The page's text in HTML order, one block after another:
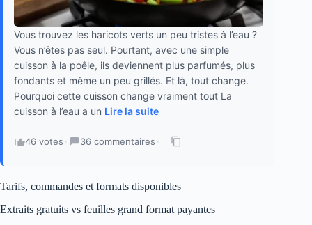
Vous trouvez les haricots verts un peu tristes à l’eau ?
Vous n’êtes pas seul. Pourtant, avec une simple
cuisson à la poêle, ils deviennent plus parfumés, plus
fondants et même un peu grillés. Et là, tout change.
Pourquoi cette cuisson change vraiment tout La
cuisson à l’eau a un Lire la suite
46 votes · 36 commentaires ·
Tarifs, commandes et formats disponibles
Extraits gratuits vs feuilles grand format payantes